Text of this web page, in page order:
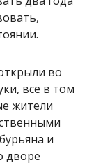
во
все в том
жители
и
дворе